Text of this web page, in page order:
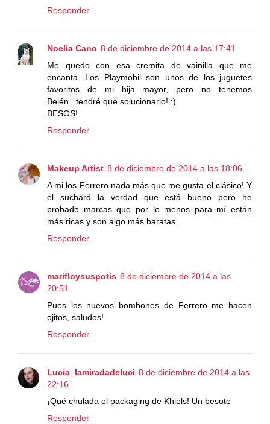
Responder
Noelia Cano 8 de diciembre de 2014 a las 17:41
Me quedo con esa cremita de vainilla que me
encanta. Los Playmobil son unos de los juguetes
favoritos de mi hija mayor, pero no tenemos
Belén...tendré que solucionarlo! :)
BESOS!
Responder
Makeup Artist 8 de diciembre de 2014 a las 18:06
A mi los Ferrero nada más que me gusta el clásico! Y
el suchard la verdad que está bueno pero he
probado marcas que por lo menos para mí están
más ricas y son algo más baratas.
Responder
marifloysuspotis 8 de diciembre de 2014 a las
20:51
Pues los nuevos bombones de Ferrero me hacen
ojitos, saludos!
Responder
Lucía_lamiradadeluci 8 de diciembre de 2014 a las
22:16
¡Qué chulada el packaging de Khiels! Un besote
Responder